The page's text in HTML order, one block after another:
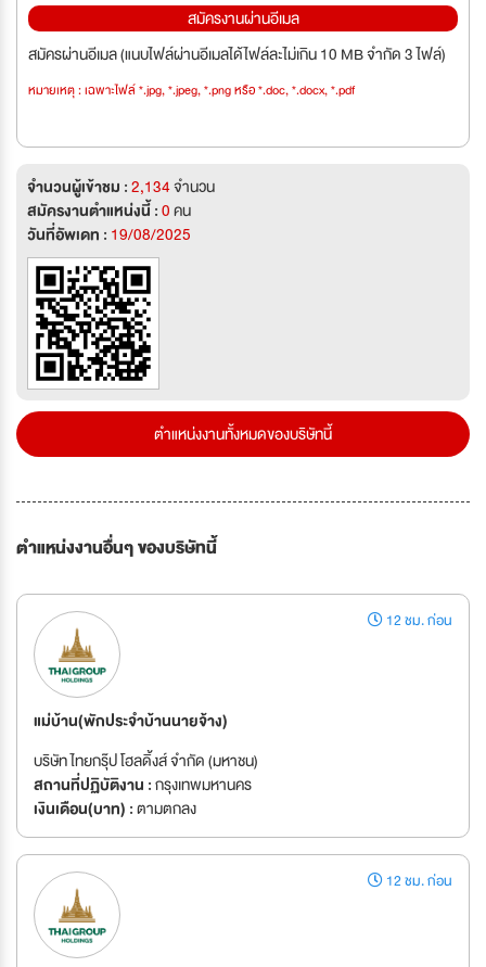
สมัครงานผ่านอีเมล
สมัครผ่านอีเมล (แนบไฟล์ผ่านอีเมลได้ไฟล์ละไม่เกิน 10 MB จำกัด 3 ไฟล์)
หมายเหตุ : เฉพาะไฟล์ *.jpg, *.jpeg, *.png หรือ *.doc, *.docx, *.pdf
จำนวนผู้เข้าชม :2,134จำนวน
สมัครงานตำแหน่งนี้ :0คน
วันที่อัพเดท : 19/08/2025
ตำแหน่งงานทั้งหมดของบริษัทนี้
ตำแหน่งงานอื่นๆ ของบริษัทนี้
12 ชม. ก่อน
แม่บ้าน(พักประจำบ้านนายจ้าง)
บริษัท ไทยกรุ๊ป โฮลดิ้งส์ จำกัด (มหาชน)
สถานที่ปฏิบัติงาน :กรุงเทพมหานคร
เงินเดือน(บาท) :ตามตกลง
12 ชม. ก่อน